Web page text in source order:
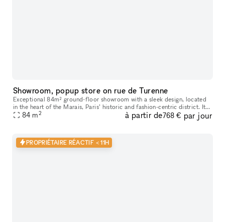
Showroom, popup store on rue de Turenne
Exceptional 84m² ground-floor showroom with a sleek design, located
in the heart of the Marais, Paris’ historic and fashion-centric district. Its
prime location and flexible layout make it ideal for
84 m2 à partir de768 € par jour
PROPRIÉTAIRE RÉACTIF < 11H